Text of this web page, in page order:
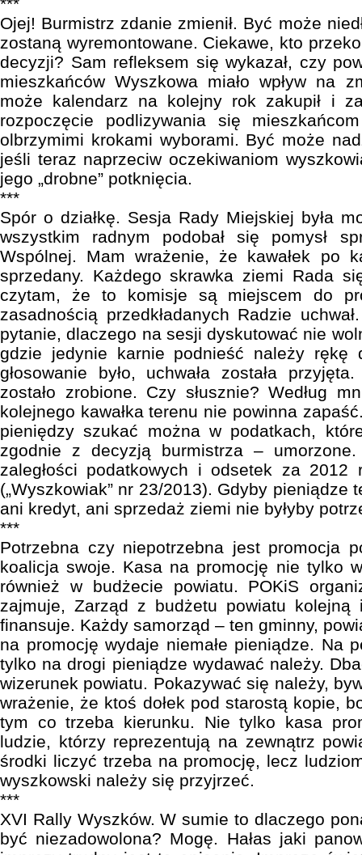
Ojej! Burmistrz zdanie zmienił. Być może
zostaną wyremontowane. Ciekawe, kto
decyzji? Sam refleksem się wykazał, czy
mieszkańców Wyszkowa miało wpływ na
może kalendarz na kolejny rok zakupił i
rozpoczęcie podlizywania się
olbrzymimi krokami wyborami. Być może
jeśli teraz naprzeciw oczekiwaniom
jego „drobne” potknięcia.
***
Spór o działkę. Sesja Rady Miejskiej była
wszystkim radnym podobał się pomysł
Wspólnej. Mam wrażenie, że kawałek po
sprzedany. Każdego skrawka ziemi Rada
czytam, że to komisje są miejscem do
zasadnością przedkładanych Radzie
pytanie, dlaczego na sesji dyskutować nie
gdzie jedynie karnie podnieść należy rękę
głosowanie było, uchwała została
zostało zrobione. Czy słusznie? Według
kolejnego kawałka terenu nie powinna
pieniędzy szukać można w podatkach,
zgodnie z decyzją burmistrza –
zaległości podatkowych i odsetek za 2012
(„Wyszkowiak” nr 23/2013). Gdyby pieniądze
ani kredyt, ani sprzedaż ziemi nie byłyby
***
Potrzebna czy niepotrzebna jest promocja
koalicja swoje. Kasa na promocję nie tylko
również w budżecie powiatu. POKiS
zajmuje, Zarząd z budżetu powiatu kolejną
finansuje. Każdy samorząd – ten gminny,
na promocję wydaje niemałe pieniądze. Na
tylko na drogi pieniądze wydawać należy.
wizerunek powiatu. Pokazywać się należy,
wrażenie, że ktoś dołek pod starostą kopie,
tym co trzeba kierunku. Nie tylko kasa
ludzie, którzy reprezentują na zewnątrz
środki liczyć trzeba na promocję, lecz
wyszkowski należy się przyjrzeć.
***
XVI Rally Wyszków. W sumie to dlaczego
być niezadowolona? Mogę. Hałas jaki